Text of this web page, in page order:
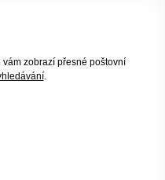
zobrazí přesné poštovní
.